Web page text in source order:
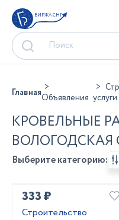
БИРЖА СНГ
ГлавнаяОбъявления услуги
КРОВЕЛЬНЫЕ
ВОЛОГОДСКАЯ
Выберите категорию:
333 ₽
Строительство